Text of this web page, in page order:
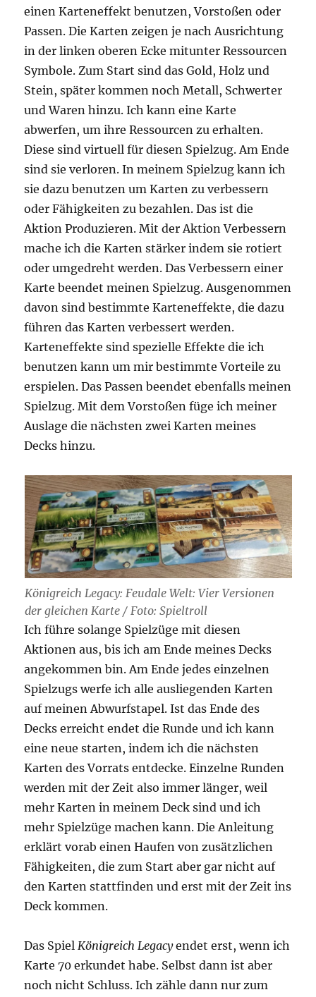
einen Karteneffekt benutzen, Vorstoßen oder
Passen. Die Karten zeigen je nach Ausrichtung
in der linken oberen Ecke mitunter Ressourcen
Symbole. Zum Start sind das Gold, Holz und
Stein, später kommen noch Metall, Schwerter
und Waren hinzu. Ich kann eine Karte
abwerfen, um ihre Ressourcen zu erhalten.
Diese sind virtuell für diesen Spielzug. Am Ende
sind sie verloren. In meinem Spielzug kann ich
sie dazu benutzen um Karten zu verbessern
oder Fähigkeiten zu bezahlen. Das ist die
Aktion Produzieren. Mit der Aktion Verbessern
mache ich die Karten stärker indem sie rotiert
oder umgedreht werden. Das Verbessern einer
Karte beendet meinen Spielzug. Ausgenommen
davon sind bestimmte Karteneffekte, die dazu
führen das Karten verbessert werden.
Karteneffekte sind spezielle Effekte die ich
benutzen kann um mir bestimmte Vorteile zu
erspielen. Das Passen beendet ebenfalls meinen
Spielzug. Mit dem Vorstoßen füge ich meiner
Auslage die nächsten zwei Karten meines
Decks hinzu.
Königreich Legacy: Feudale Welt: Vier Versionen
der gleichen Karte / Foto: Spieltroll
Ich führe solange Spielzüge mit diesen
Aktionen aus, bis ich am Ende meines Decks
angekommen bin. Am Ende jedes einzelnen
Spielzugs werfe ich alle ausliegenden Karten
auf meinen Abwurfstapel. Ist das Ende des
Decks erreicht endet die Runde und ich kann
eine neue starten, indem ich die nächsten
Karten des Vorrats entdecke. Einzelne Runden
werden mit der Zeit also immer länger, weil
mehr Karten in meinem Deck sind und ich
mehr Spielzüge machen kann. Die Anleitung
erklärt vorab einen Haufen von zusätzlichen
Fähigkeiten, die zum Start aber gar nicht auf
den Karten stattfinden und erst mit der Zeit ins
Deck kommen.
Das SpielKönigreich Legacyendet erst, wenn ich
Karte 70 erkundet habe. Selbst dann ist aber
noch nicht Schluss. Ich zähle dann nur zum